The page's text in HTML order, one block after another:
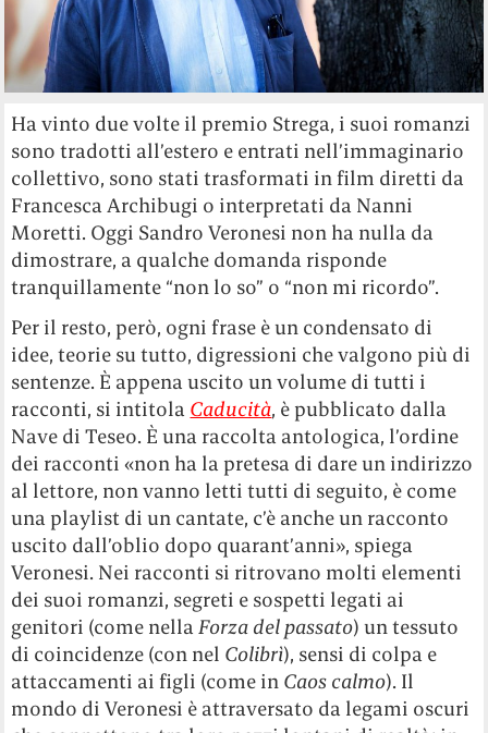
Ha vinto due volte il premio Strega, i suoi romanzi
sono tradotti all’estero e entrati nell’immaginario
collettivo, sono stati trasformati in film diretti da
Francesca Archibugi o interpretati da Nanni
Moretti. Oggi Sandro Veronesi non ha nulla da
dimostrare, a qualche domanda risponde
tranquillamente “non lo so” o “non mi ricordo”.
Per il resto, però, ogni frase è un condensato di
idee, teorie su tutto, digressioni che valgono più di
sentenze. È appena uscito un volume di tutti i
racconti, si intitola Caducità, è pubblicato dalla
Nave di Teseo. È una raccolta antologica, l’ordine
dei racconti «non ha la pretesa di dare un indirizzo
al lettore, non vanno letti tutti di seguito, è come
una playlist di un cantate, c’è anche un racconto
uscito dall’oblio dopo quarant’anni», spiega
Veronesi. Nei racconti si ritrovano molti elementi
dei suoi romanzi, segreti e sospetti legati ai
genitori (come nellaForza del passato) un tessuto
di coincidenze (con nel Colibrì), sensi di colpa e
attaccamenti ai figli (come in Caos calmo). Il
mondo di Veronesi è attraversato da legami oscuri